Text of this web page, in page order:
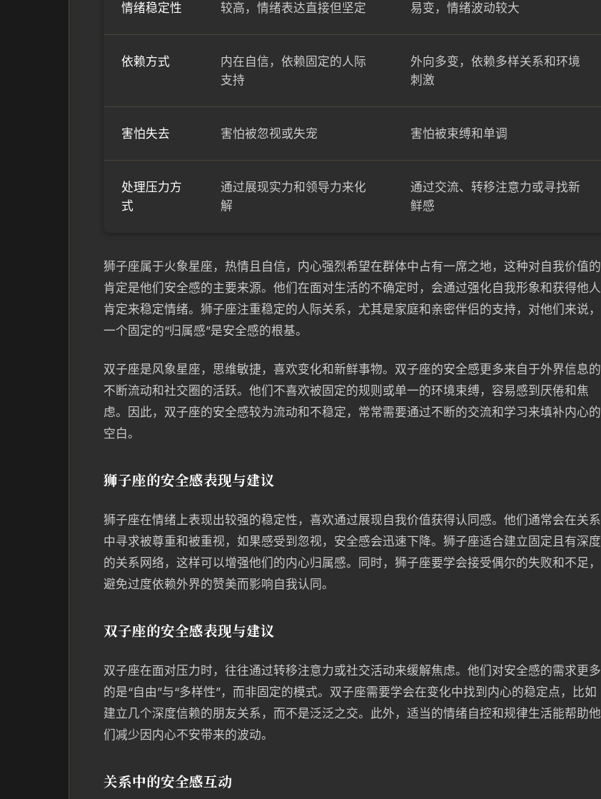
情绪稳定性 较高，情绪表达直接但坚定 易变，情绪波动较大
依赖方式
内在自信，依赖固定的人际
支持
外向多变，依赖多样关系和环境
刺激
害怕失去 害怕被忽视或失宠 害怕被束缚和单调
处理压力方
式
通过展现实力和领导力来化
解
通过交流、转移注意力或寻找新
鲜感
狮子座属于火象星座，热情且自信，内心强烈希望在群体中占有一席之地，这种对自我价值的
肯定是他们安全感的主要来源。他们在面对生活的不确定时，会通过强化自我形象和获得他人
肯定来稳定情绪。狮子座注重稳定的人际关系，尤其是家庭和亲密伴侣的支持，对他们来说，
一个固定的“归属感”是安全感的根基。
双子座是风象星座，思维敏捷，喜欢变化和新鲜事物。双子座的安全感更多来自于外界信息的
不断流动和社交圈的活跃。他们不喜欢被固定的规则或单一的环境束缚，容易感到厌倦和焦
虑。因此，双子座的安全感较为流动和不稳定，常常需要通过不断的交流和学习来填补内心的
空白。
狮子座的安全感表现与建议
狮子座在情绪上表现出较强的稳定性，喜欢通过展现自我价值获得认同感。他们通常会在关系
中寻求被尊重和被重视，如果感受到忽视，安全感会迅速下降。狮子座适合建立固定且有深度
的关系网络，这样可以增强他们的内心归属感。同时，狮子座要学会接受偶尔的失败和不足，
避免过度依赖外界的赞美而影响自我认同。
双子座的安全感表现与建议
双子座在面对压力时，往往通过转移注意力或社交活动来缓解焦虑。他们对安全感的需求更多
的是“自由”与“多样性”，而非固定的模式。双子座需要学会在变化中找到内心的稳定点，比如
建立几个深度信赖的朋友关系，而不是泛泛之交。此外，适当的情绪自控和规律生活能帮助他
们减少因内心不安带来的波动。
关系中的安全感互动